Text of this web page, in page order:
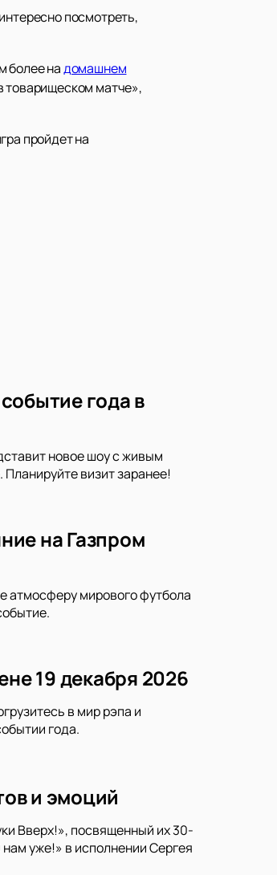
посмотреть,
более надомашнем
товарищеском матче»,
пройдет на
года в
новое шоу с живым
визит заранее!
на Газпром
атмосферу мирового футбола
19 декабря 2026
в мир рэпа и
года.
и эмоций
Вверх!», посвященный их 30-
уже!» в исполнении Сергея